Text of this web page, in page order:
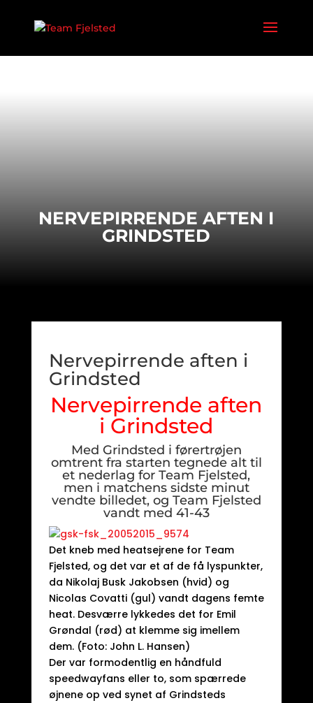
NERVEPIRRENDE AFTEN I
GRINDSTED
Nervepirrende aften i
Grindsted
Nervepirrende aften
i Grindsted
Med Grindsted i førertrøjen
omtrent fra starten tegnede alt til
et nederlag for Team Fjelsted,
men i matchens sidste minut
vendte billedet, og Team Fjelsted
vandt med 41-43
Det kneb med heatsejrene for Team
Fjelsted, og det var et af de få lyspunkter,
da Nikolaj Busk Jakobsen (hvid) og
Nicolas Covatti (gul) vandt dagens femte
heat. Desværre lykkedes det for Emil
Grøndal (rød) at klemme sig imellem
dem. (Foto: John L. Hansen)
Der var formodentlig en håndfuld
speedwayfans eller to, som spærrede
øjnene op ved synet af Grindsteds